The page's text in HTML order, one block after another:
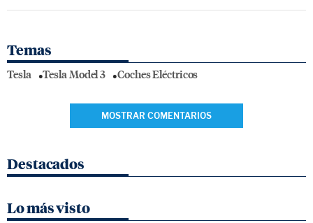
Temas
Tesla Tesla Model 3 Coches Eléctricos
MOSTRAR COMENTARIOS
Destacados
Lo más visto